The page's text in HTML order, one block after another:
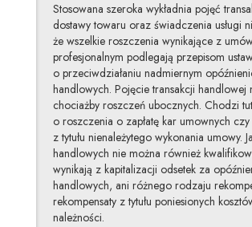
Stosowana szeroka wykładnia pojęć
dostawy towaru oraz świadczenia usługi
że wszelkie roszczenia wynikające z
profesjonalnym podlegają przepisom
o przeciwdziałaniu nadmiernym
handlowych. Pojęcie transakcji handlowej
chociażby roszczeń ubocznych. Chodzi
o roszczenia o zapłatę kar umownych
z tytułu nienależytego wykonania umowy.
handlowych nie można również
wynikają z kapitalizacji odsetek za
handlowych, ani różnego rodzaju
rekompensaty z tytułu poniesionych
należności.